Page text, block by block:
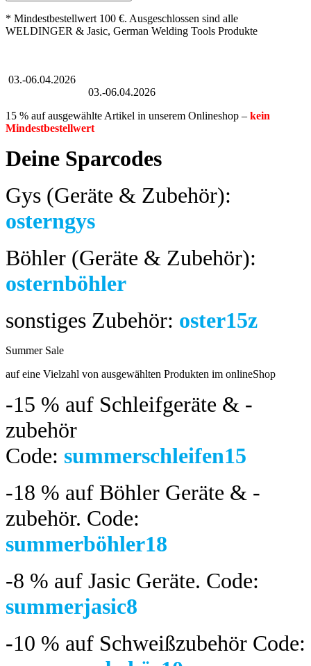
* Mindestbestellwert 100 €. Ausgeschlossen sind alle
WELDINGER & Jasic, German Welding Tools Produkte
03.-06.04.2026
03.-06.04.2026
15 % auf ausgewählte Artikel in unserem Onlineshop – kein
Mindestbestellwert
Deine Sparcodes
Gys (Geräte & Zubehör):
osterngys
Böhler (Geräte & Zubehör):
osternböhler
sonstiges Zubehör: oster15z
Summer Sale
auf eine Vielzahl von ausgewählten Produkten im onlineShop
-15 % auf Schleifgeräte & -
zubehör
Code: summerschleifen15
-18 % auf Böhler Geräte & -
zubehör. Code:
summerböhler18
-8 % auf Jasic Geräte. Code:
summerjasic8
-10 % auf Schweißzubehör Code: